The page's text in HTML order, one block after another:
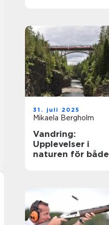
31. juli 2025
Mikaela Bergholm
Vandring:
Upplevelser i
naturen för både